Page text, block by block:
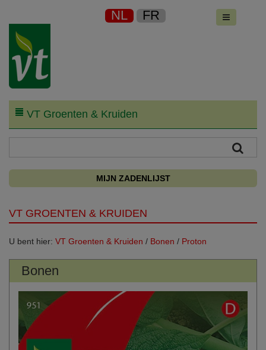
NL FR
VT Groenten & Kruiden
MIJN ZADENLIJST
VT GROENTEN & KRUIDEN
U bent hier: VT Groenten & Kruiden / Bonen / Proton
Bonen